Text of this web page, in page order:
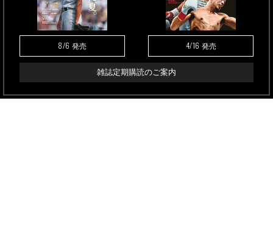
8/6 発売 4/16 発売
雑誌定期購読のご案内